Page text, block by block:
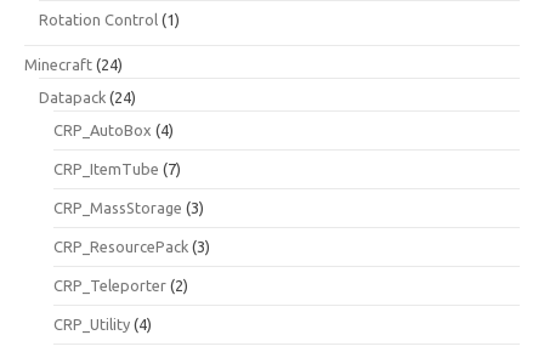
Rotation Control (1)
Minecraft (24)
Datapack (24)
CRP_AutoBox (4)
CRP_ItemTube (7)
CRP_MassStorage (3)
CRP_ResourcePack (3)
CRP_Teleporter (2)
CRP_Utility (4)